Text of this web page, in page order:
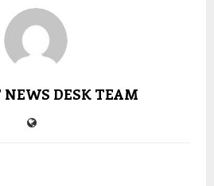
NEWS DESK TEAM